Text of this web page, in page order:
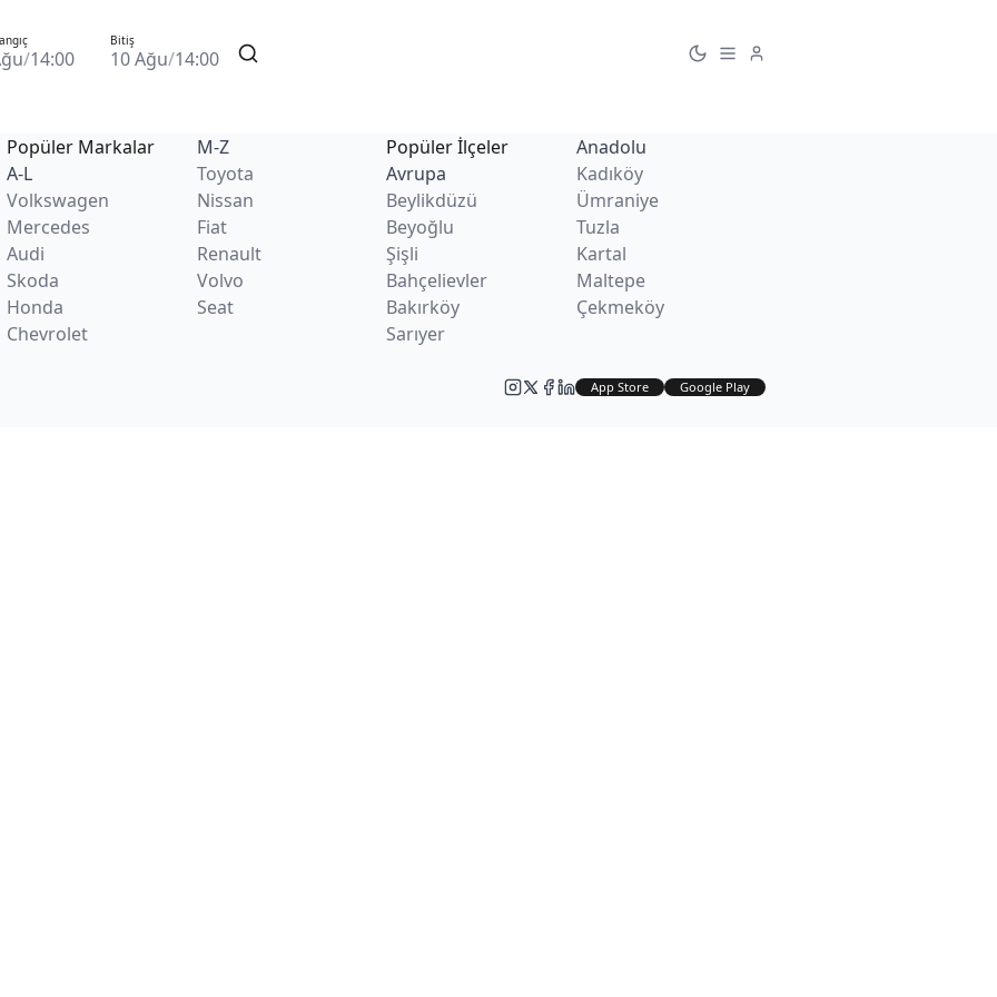
/14:00
Bitiş
10 Ağu/14:00
Popüler Markalar
A-L
Volkswagen
Mercedes
Audi
Skoda
Honda
Chevrolet
M-Z
Toyota
Nissan
Fiat
Renault
Volvo
Seat
Popüler İlçeler
Avrupa
Beylikdüzü
Beyoğlu
Şişli
Bahçelievler
Bakırköy
Sarıyer
Anadolu
Kadıköy
Ümraniye
Tuzla
Kartal
Maltepe
Çekmeköy
App Store Google Play